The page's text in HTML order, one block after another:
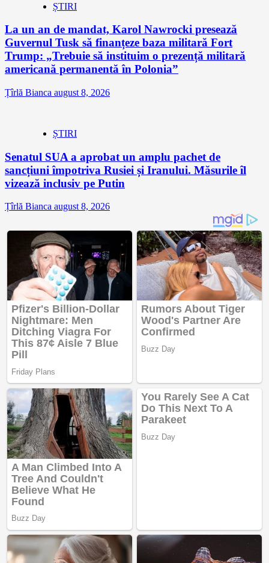
ȘTIRI
La un an de mandat, Karol Nawrocki presează
Guvernul Tusk să finanțeze baza militară Fort
Trump: „Trebuie să instituim o prezență militară
americană permanentă în Polonia”
Țîrlă Bianca august 8, 2026
ȘTIRI
Senatul SUA a aprobat un amplu pachet de
sancțiuni împotriva Rusiei și Iranului. Măsurile îl
vizează inclusiv pe Putin
Țîrlă Bianca august 8, 2026